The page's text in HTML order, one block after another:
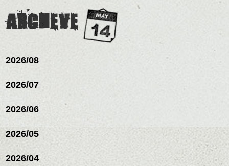
ハンサムショート／ヘッド
スタイリングも簡単で、
ワックスとオイル、バー
ム等の質感を調整しやす
ながら
ンジの事等
下さい。
お待ちしております
シバタ
是非なんでもご相談して
下さいね。
ARCHEVE
2026/08
2026/07
2026/06
2026/05
2026/04